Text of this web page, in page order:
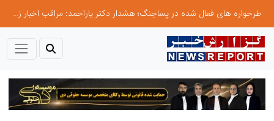
طرحواره های فعال شده در پساجنگ؛ هشدار دکتر یاراحمد: مراقب اخبار زرد و واکنش های هیجانی باشید